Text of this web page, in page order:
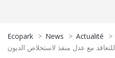
Ecopark > News > Actualité >
للتعاقد مع عدل منفذ لاستخلاص الديون